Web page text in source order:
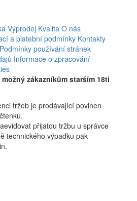
Výprodej Kvalita O nás
a platební podmínky Kontakty
Podmínky používání stránek
Informace o zpracování
zákazníkům starším 18ti
tržeb je prodávající povinen
přijatou tržbu u správce
technického výpadku pak